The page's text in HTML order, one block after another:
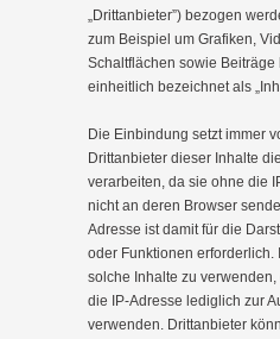
„Drittanbieter”) bezogen
zum Beispiel um Grafiken,
Schaltflächen sowie
einheitlich bezeichnet als
Die Einbindung setzt immer
Drittanbieter dieser Inhalte
verarbeiten, da sie ohne die
nicht an deren Browser
Adresse ist damit für die
oder Funktionen erforderlich.
solche Inhalte zu
die IP-Adresse lediglich zur
verwenden. Drittanbieter